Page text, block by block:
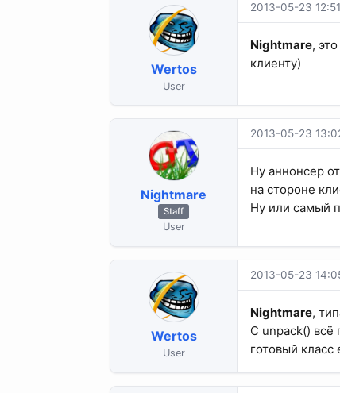
Wertos
User
2013-05-23 12:51
Nightmare,
клиенту)
Nightmare
Staff
User
2013-05-23
Ну аннонсер
на стороне
Ну или самый
Wertos
User
2013-05-23
Nightmare,
С unpack() всё
готовый класс